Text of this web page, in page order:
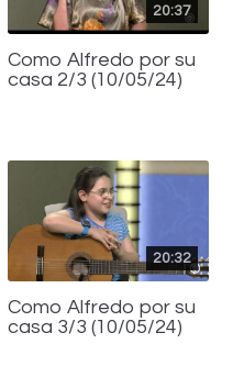
20:37
Como Alfredo por su
casa 2/3 (10/05/24)
20:32
Como Alfredo por su
casa 3/3 (10/05/24)